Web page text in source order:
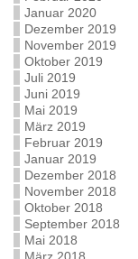
Januar 2020
Dezember 2019
November 2019
Oktober 2019
Juli 2019
Juni 2019
Mai 2019
März 2019
Februar 2019
Januar 2019
Dezember 2018
November 2018
Oktober 2018
September 2018
Mai 2018